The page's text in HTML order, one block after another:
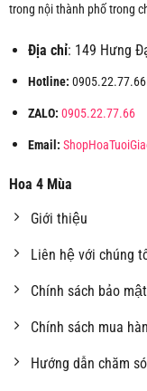
trong nội thành phố trong
Địa chỉ: 149 Hưng
Hotline: 0905.22.77.66
ZALO: 0905.22.77.66
Email:
Hoa 4 Mùa
Giới thiệu
Liên hệ với chúng
Chính sách bảo mật
Chính sách mua
Hướng dẫn chăm